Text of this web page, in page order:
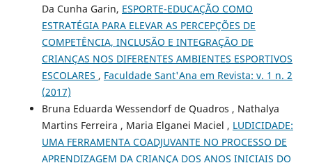
Da Cunha Garin, ESPORTE-EDUCAÇÃO COMO
ESTRATÉGIA PARA ELEVAR AS PERCEPÇÕES DE
COMPETÊNCIA, INCLUSÃO E INTEGRAÇÃO DE
CRIANÇAS NOS DIFERENTES AMBIENTES ESPORTIVOS
ESCOLARES , Faculdade Sant'Ana em Revista: v. 1 n. 2
(2017)
Bruna Eduarda Wessendorf de Quadros , Nathalya
Martins Ferreira , Maria Elganei Maciel , LUDICIDADE:
UMA FERRAMENTA COADJUVANTE NO PROCESSO DE
APRENDIZAGEM DA CRIANÇA DOS ANOS INICIAIS DO